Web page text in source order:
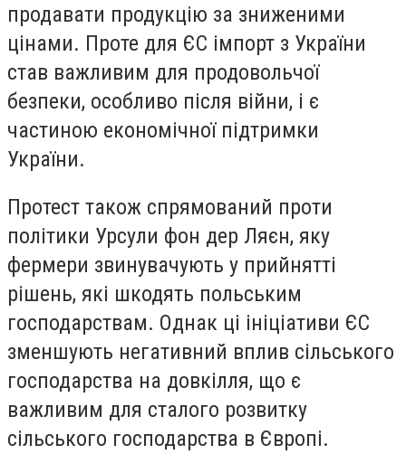
продавати продукцію за зниженими
цінами. Проте для ЄС імпорт з України
став важливим для продовольчої
безпеки, особливо після війни, і є
частиною економічної підтримки
України.
Протест також спрямований проти
політики Урсули фон дер Ляєн, яку
фермери звинувачують у прийнятті
рішень, які шкодять польським
господарствам. Однак ці ініціативи ЄС
зменшують негативний вплив сільського
господарства на довкілля, що є
важливим для сталого розвитку
сільського господарства в Європі.